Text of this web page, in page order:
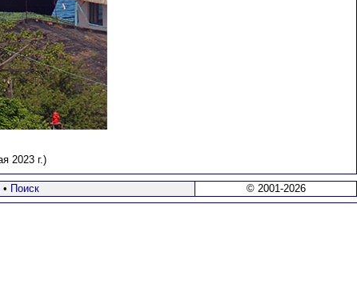
2023 г.)
• Поиск © 2001-2026